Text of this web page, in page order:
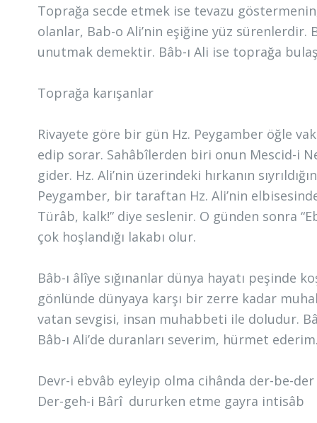
Toprağa secde etmek ise tevazu
olanlar, Bab-o Ali’nin eşiğine yüz
unutmak demektir. Bâb-ı Ali ise toprağa
Toprağa karışanlar
Rivayete göre bir gün Hz. Peygamber öğle
edip sorar. Sahâbîlerden biri onun Mescid-i
gider. Hz. Ali’nin üzerindeki hırkanın
Peygamber, bir taraftan Hz. Ali’nin
Türâb, kalk!” diye seslenir. O günden sonra
çok hoşlandığı lakabı olur.
Bâb-ı âlîye sığınanlar dünya hayatı peşinde
gönlünde dünyaya karşı bir zerre kadar
vatan sevgisi, insan muhabbeti ile doludur.
Bâb-ı Ali’de duranları severim, hürmet
Devr-i ebvâb eyleyip olma cihânda der-be-der
Der-geh-i Bârî dururken etme gayra intisâb